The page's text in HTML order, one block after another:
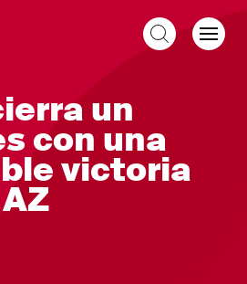
un
con una
victoria